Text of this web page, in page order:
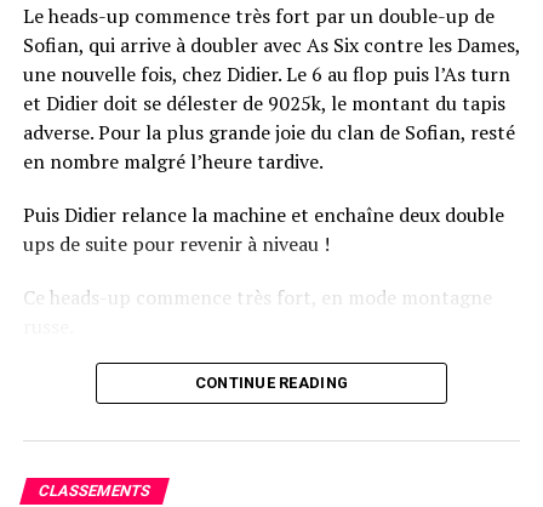
Le heads-up commence très fort par un double-up de
Sofian, qui arrive à doubler avec As Six contre les Dames,
une nouvelle fois, chez Didier. Le 6 au flop puis l’As turn
et Didier doit se délester de 9025k, le montant du tapis
adverse. Pour la plus grande joie du clan de Sofian, resté
en nombre malgré l’heure tardive.
Puis Didier relance la machine et enchaîne deux double
ups de suite pour revenir à niveau !
Ce heads-up commence très fort, en mode montagne
Le champagne va réchauffer si les deux finalistes ne se décident pas !
CONTINUE READING
CLASSEMENTS